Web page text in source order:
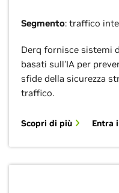
Segmento: traffico
Derq fornisce sistemi
basati sull'IA per
sfide della sicurezza
traffico.
Scopri di più Entra